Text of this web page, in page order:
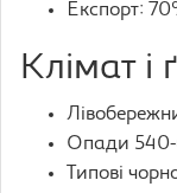
Експорт:
Клімат і
Опади
Типові